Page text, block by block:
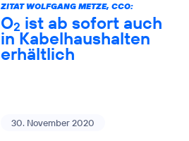
ZITAT WOLFGANG METZE, CCO:
O2 ist ab sofort auch
in Kabelhaushalten
erhältlich
30. November 2020